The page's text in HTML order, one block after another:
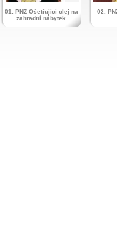
01. PNZ Ošetřující olej na
zahradní nábytek
02.